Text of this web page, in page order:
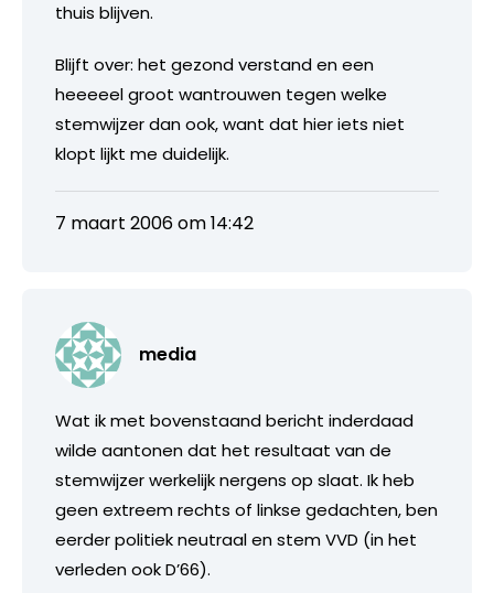
thuis blijven.
Blijft over: het gezond verstand en een
heeeeel groot wantrouwen tegen welke
stemwijzer dan ook, want dat hier iets niet
klopt lijkt me duidelijk.
7 maart 2006 om 14:42
media
Wat ik met bovenstaand bericht inderdaad
wilde aantonen dat het resultaat van de
stemwijzer werkelijk nergens op slaat. Ik heb
geen extreem rechts of linkse gedachten, ben
eerder politiek neutraal en stem VVD (in het
verleden ook D’66).